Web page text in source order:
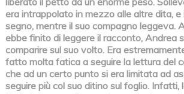
era intrappolato in mezzo alle altre dita, e
segno, mentre il suo compagno leggeva.
ebbe finito di leggere il racconto, Andrea
comparire sul suo volto. Era
fatto molta fatica a seguire la lettura del
che ad un certo punto si era limitata ad
seguire più col suo ditino sul foglio. Infatti,